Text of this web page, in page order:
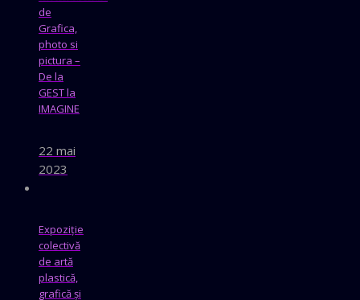
de
Grafica,
photo si
pictura –
De la
GEST la
IMAGINE
22 mai
2023
Expoziție
colectivă
de artă
plastică,
grafică și